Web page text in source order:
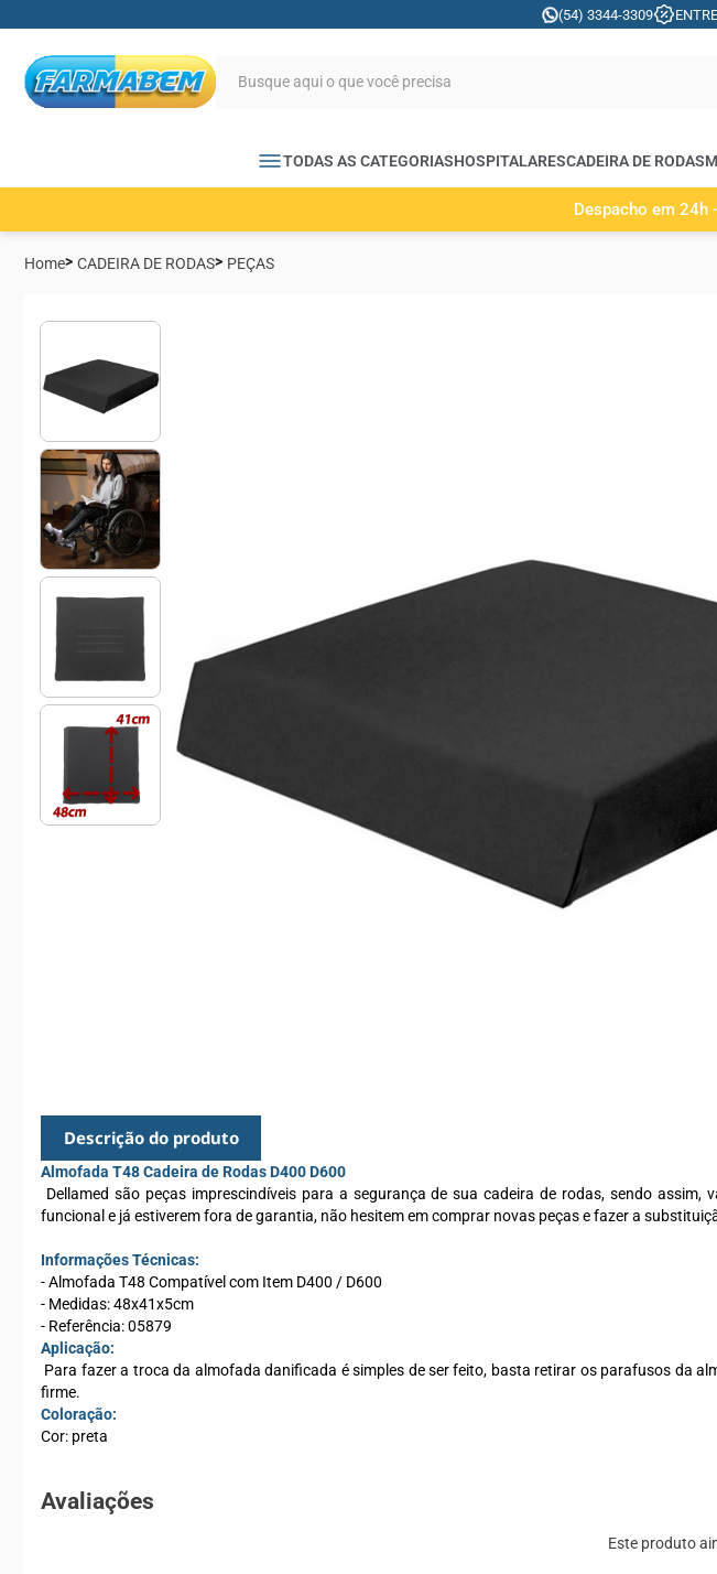
(54) 3344-3309
TODAS AS CATEGORIASHOSPITALARESCADEIRA DE RODAS
Despacho em 24h
Home CADEIRA DE RODAS PEÇAS
Descrição do produto
Almofada T48 Cadeira de Rodas D400 D600
Dellamed são peças imprescindíveis para a segurança de sua cadeira de rodas, sendo
funcional e já estiverem fora de garantia, não hesitem em comprar novas peças e fazer a
Informações Técnicas:
- Almofada T48 Compatível com Item D400 / D600
- Medidas: 48x41x5cm
- Referência: 05879
Aplicação:
Para fazer a troca da almofada danificada é simples de ser feito, basta retirar os parafusos da
firme.
Coloração:
Cor: preta
Avaliações
Este produto